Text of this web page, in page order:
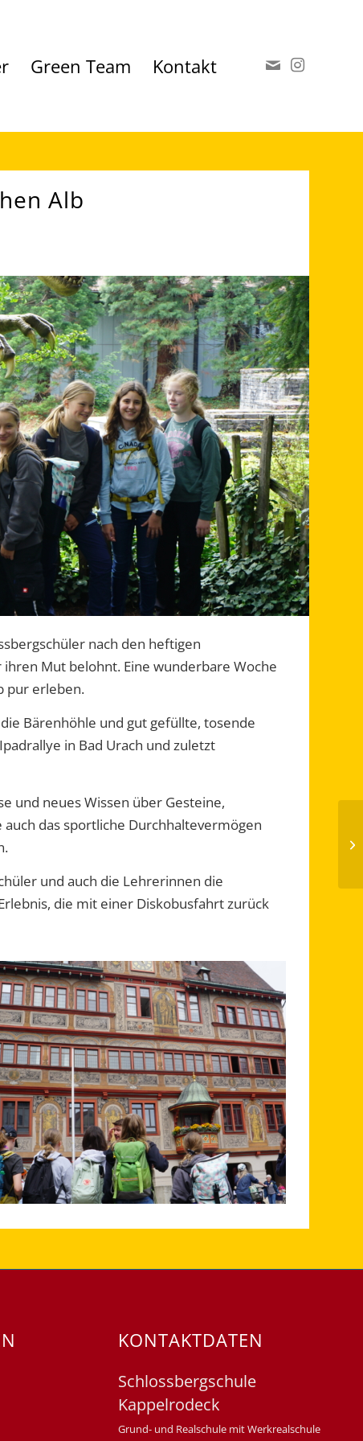
Green Team Kontakt
Alb
nach den heftigen
Mut belohnt. Eine wunderbare Woche
pur erleben.
Bärenhöhle und gut gefüllte, tosende
in Bad Urach und zuletzt
und neues Wissen über Gesteine,
das sportliche Durchhaltevermögen
und auch die Lehrerinnen die
die mit einer Diskobusfahrt zurück
KONTAKTDATEN
Schlossbergschule
Kappelrodeck
Grund- und Realschule mit Werkrealschule